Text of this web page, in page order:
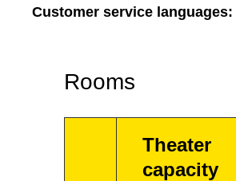
Customer service languages:
Rooms
Theater
capacity